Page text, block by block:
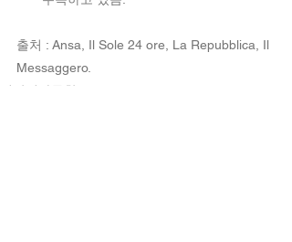
출처 : Ansa, Il Sole 24 ore, La Repubblica, Il
Messaggero.
이탈리아동향